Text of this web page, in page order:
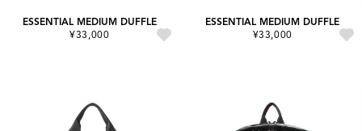
ESSENTIAL MEDIUM DUFFLE
¥33,000
ESSENTIAL MEDIUM DUFFLE
¥33,000